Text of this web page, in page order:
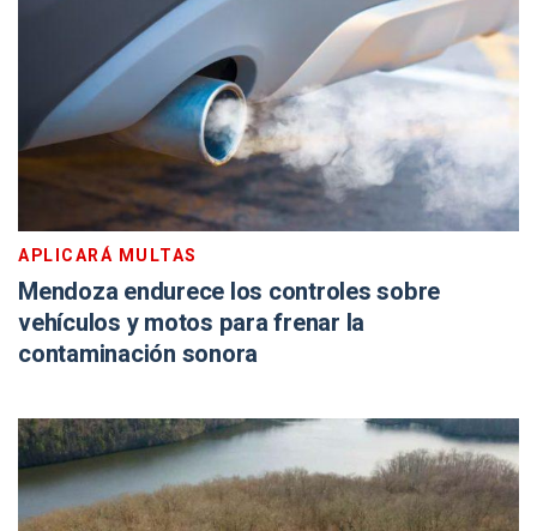
APLICARÁ MULTAS
Mendoza endurece los controles sobre
vehículos y motos para frenar la
contaminación sonora